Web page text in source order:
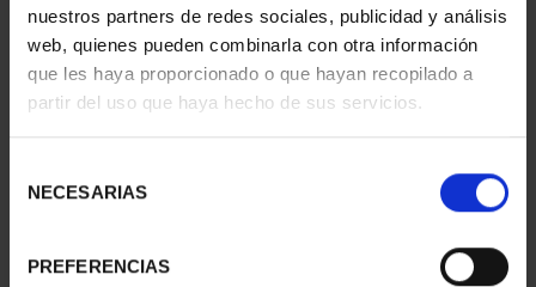
nuestros partners de redes sociales, publicidad y análisis
web, quienes pueden combinarla con otra información
que les haya proporcionado o que hayan recopilado a
partir del uso que haya hecho de sus servicios.
NECESARIAS
PREFERENCIAS